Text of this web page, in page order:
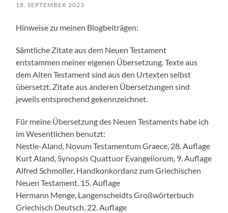
18. SEPTEMBER 2023
Hinweise zu meinen Blogbeiträgen:
Sämtliche Zitate aus dem Neuen Testament
entstammen meiner eigenen Übersetzung. Texte aus
dem Alten Testament sind aus den Urtexten selbst
übersetzt. Zitate aus anderen Übersetzungen sind
jeweils entsprechend gekennzeichnet.
Für meine Übersetzung des Neuen Testaments habe ich
im Wesentlichen benutzt:
Nestle-Aland, Novum Testamentum Graece, 28. Auflage
Kurt Aland, Synopsis Quattuor Evangeliorum, 9. Auflage
Alfred Schmoller, Handkonkordanz zum Griechischen
Neuen Testament, 15. Auflage
Hermann Menge, Langenscheidts Großwörterbuch
Griechisch Deutsch, 22. Auflage